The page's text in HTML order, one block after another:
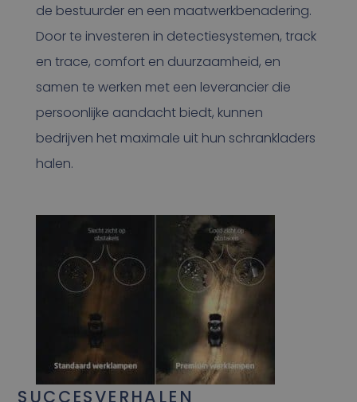
de bestuurder en een maatwerkbenadering.
Door te investeren in detectiesystemen, track
en trace, comfort en duurzaamheid, en
samen te werken met een leverancier die
persoonlijke aandacht biedt, kunnen
bedrijven het maximale uit hun schrankladers
halen.
SUCCESVERHALEN